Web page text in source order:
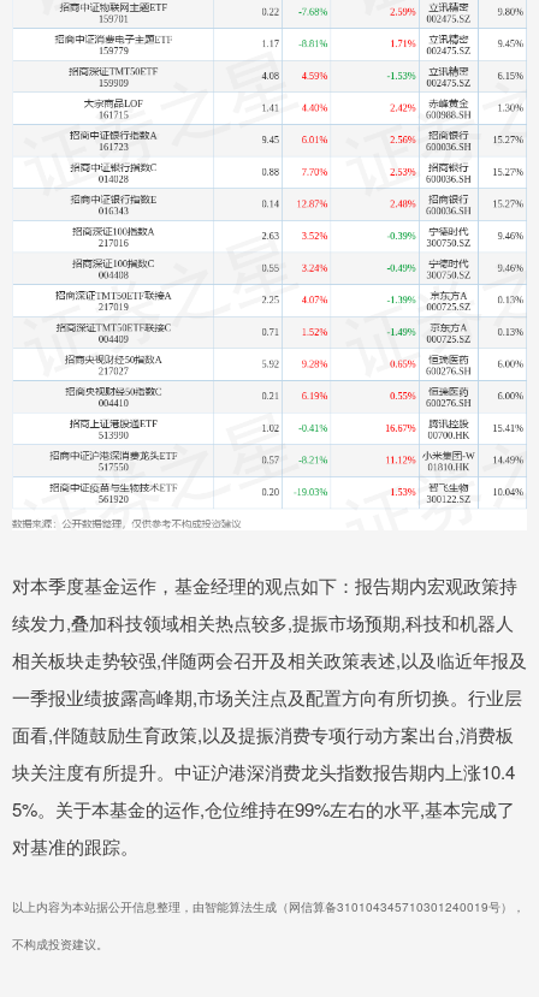
对本季度基金运作，基金经理的观点如下：报告期内宏观政策持
续发力,叠加科技领域相关热点较多,提振市场预期,科技和机器人
相关板块走势较强,伴随两会召开及相关政策表述,以及临近年报及
一季报业绩披露高峰期,市场关注点及配置方向有所切换。行业层
面看,伴随鼓励生育政策,以及提振消费专项行动方案出台,消费板
块关注度有所提升。中证沪港深消费龙头指数报告期内上涨10.4
5%。关于本基金的运作,仓位维持在99%左右的水平,基本完成了
对基准的跟踪。
以上内容为本站据公开信息整理，由智能算法生成（网信算备310104345710301240019号），
不构成投资建议。